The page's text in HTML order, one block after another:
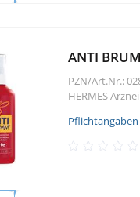
ANTI
PZN/Art.Nr.:
HERMES
Pflichtangaben